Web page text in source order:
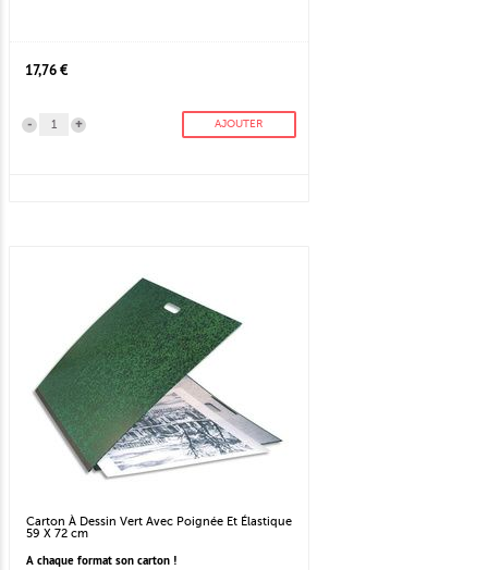
17,76 €
+
- AJOUTER
Carton À Dessin Vert Avec Poignée Et Élastique
59 X 72 cm
A chaque format son carton !